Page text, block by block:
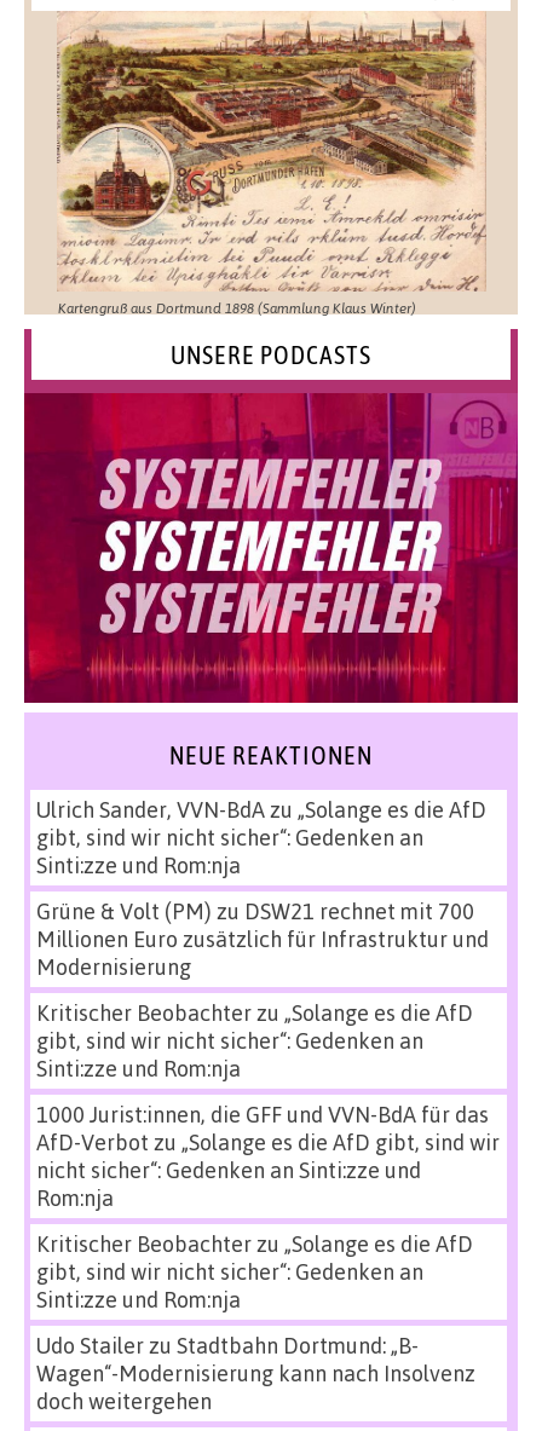
Kartengruß aus Dortmund 1898 (Sammlung Klaus Winter)
UNSERE PODCASTS
NEUE REAKTIONEN
Ulrich Sander, VVN-BdAzu „Solange es die AfD
gibt, sind wir nicht sicher“: Gedenken an
Sinti:zze und Rom:nja
Grüne & Volt (PM) zu DSW21 rechnet mit 700
Millionen Euro zusätzlich für Infrastruktur und
Modernisierung
Kritischer Beobachterzu „Solange es die AfD
gibt, sind wir nicht sicher“: Gedenken an
Sinti:zze und Rom:nja
1000 Jurist:innen, die GFF und VVN-BdA für das
AfD-Verbot zu „Solange es die AfD gibt, sind wir
nicht sicher“: Gedenken an Sinti:zze und
Rom:nja
Kritischer Beobachterzu „Solange es die AfD
gibt, sind wir nicht sicher“: Gedenken an
Sinti:zze und Rom:nja
Udo Stailerzu Stadtbahn Dortmund: „B-
Wagen“-Modernisierung kann nach Insolvenz
doch weitergehen